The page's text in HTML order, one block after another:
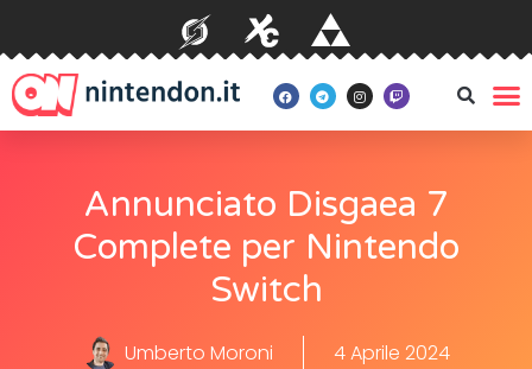
Annunciato Disgaea 7
Complete per Nintendo
Switch
Umberto Moroni 4 Aprile 2024